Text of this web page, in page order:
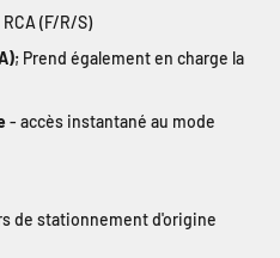
(F/R/S)
; Prend également en charge la
- accès instantané au mode
de stationnement d'origine